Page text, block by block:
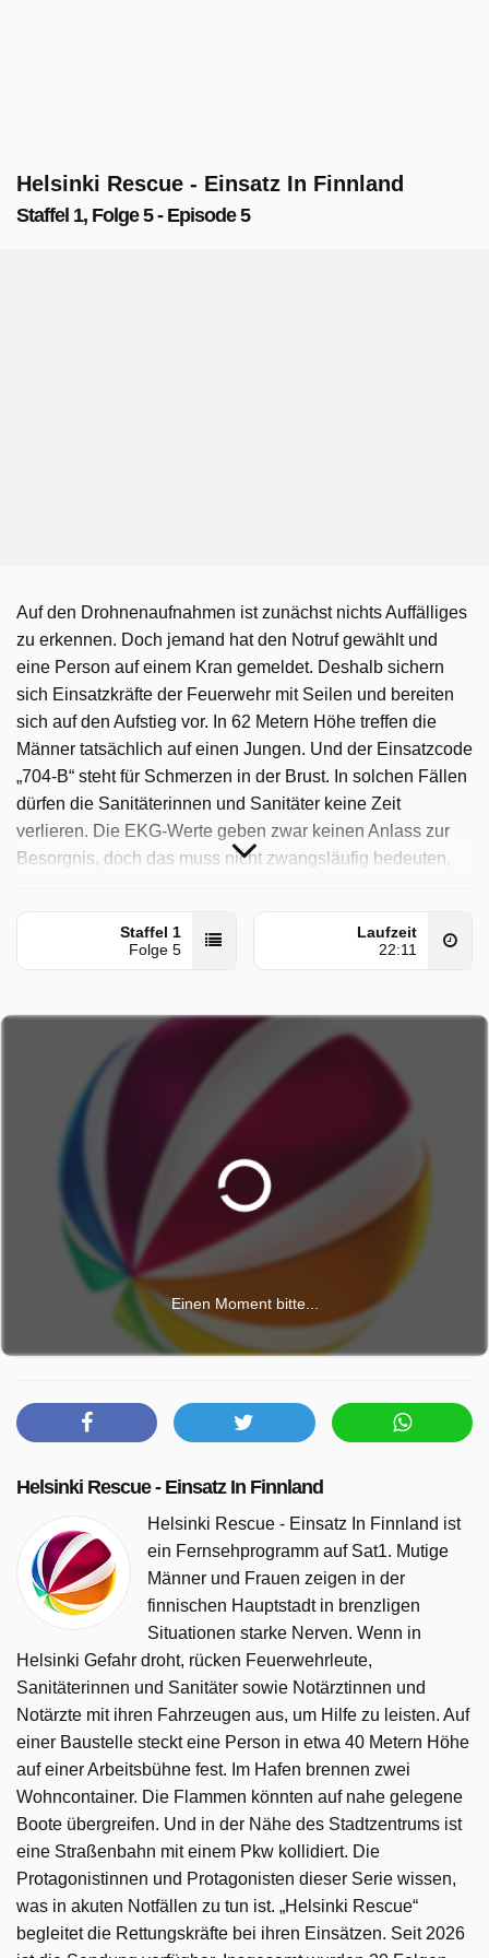
Helsinki Rescue - Einsatz In Finnland
Staffel 1, Folge 5 - Episode 5
Auf den Drohnenaufnahmen ist zunächst nichts Auffälliges
zu erkennen. Doch jemand hat den Notruf gewählt und
eine Person auf einem Kran gemeldet. Deshalb sichern
sich Einsatzkräfte der Feuerwehr mit Seilen und bereiten
sich auf den Aufstieg vor. In 62 Metern Höhe treffen die
Männer tatsächlich auf einen Jungen. Und der Einsatzcode
„704-B“ steht für Schmerzen in der Brust. In solchen Fällen
dürfen die Sanitäterinnen und Sanitäter keine Zeit
verlieren. Die EKG-Werte geben zwar keinen Anlass zur
Besorgnis, doch das muss nicht zwangsläufig bedeuten,
Helsinki Rescue - Einsatz In Finnland wurde auf Sat1
ausgestrahlt am Samstag 25 April 2026, 13:21 Uhr.
Staffel 1
Folge 5
Laufzeit
22:11
Einen Moment bitte...
Helsinki Rescue - Einsatz In Finnland
Helsinki Rescue - Einsatz In Finnland ist
ein Fernsehprogramm auf Sat1. Mutige
Männer und Frauen zeigen in der
finnischen Hauptstadt in brenzligen
Situationen starke Nerven. Wenn in
Helsinki Gefahr droht, rücken Feuerwehrleute,
Sanitäterinnen und Sanitäter sowie Notärztinnen und
Notärzte mit ihren Fahrzeugen aus, um Hilfe zu leisten. Auf
einer Baustelle steckt eine Person in etwa 40 Metern Höhe
auf einer Arbeitsbühne fest. Im Hafen brennen zwei
Wohncontainer. Die Flammen könnten auf nahe gelegene
Boote übergreifen. Und in der Nähe des Stadtzentrums ist
eine Straßenbahn mit einem Pkw kollidiert. Die
Protagonistinnen und Protagonisten dieser Serie wissen,
was in akuten Notfällen zu tun ist. „Helsinki Rescue“
begleitet die Rettungskräfte bei ihren Einsätzen. Seit 2026